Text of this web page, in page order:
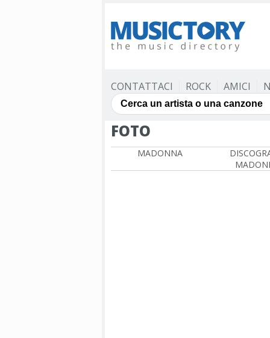
CONTATTACI ROCK AMICI
FOTO
MADONNA